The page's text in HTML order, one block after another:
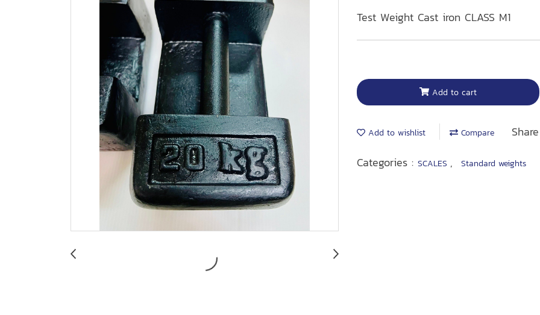
Test Weight Cast iron CLASS M1
Add to cart
Add to wishlist Compare
Share
Categories : SCALES , Standard weights